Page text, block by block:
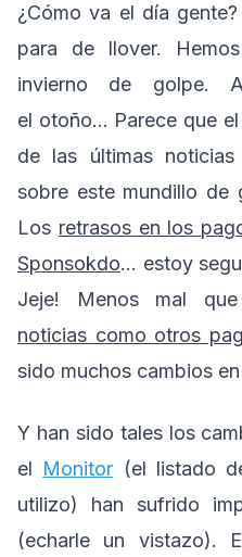
¿Cómo va el día
para de llover.
invierno de golpe.
el otoño… Parece que
de las últimas
sobre este mundillo de
Los retrasos en los
Sponsokdo… estoy
Jeje! Menos mal
noticias como otros
sido muchos cambios
Y han sido tales los
el Monitor (el listado
utilizo) han sufrido
(echarle un vistazo).